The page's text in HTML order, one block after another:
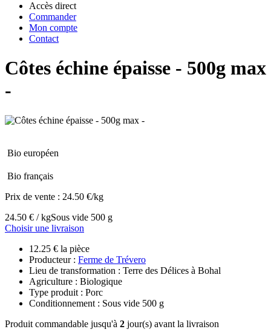
Accès direct
Commander
Mon compte
Contact
Côtes échine épaisse - 500g max
-
Bio européen
Bio français
Prix de vente : 24.50 €/kg
24.50 € / kgSous vide 500 g
Choisir une livraison
12.25 € la pièce
Producteur : Ferme de Trévero
Lieu de transformation : Terre des Délices à Bohal
Agriculture : Biologique
Type produit : Porc
Conditionnement : Sous vide 500 g
Produit commandable jusqu'à 2 jour(s) avant la livraison